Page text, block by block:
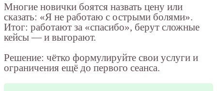
Многие новички боятся назвать цену или
сказать: «Я не работаю с острыми болями».
Итог: работают за «спасибо», берут сложные
кейсы — и выгорают.
Решение: чётко формулируйте свои услуги и
ограничения ещё до первого сеанса.